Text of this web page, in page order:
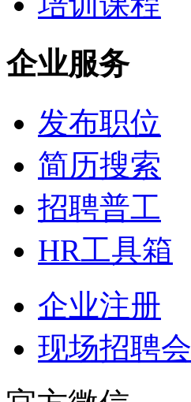
企业服务
发布职位
简历搜索
招聘普工
HR工具箱
企业注册
现场招聘会